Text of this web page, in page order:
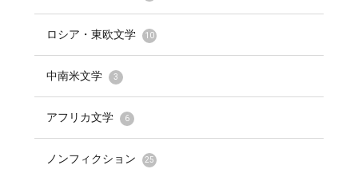
ロシア・東欧文学 10
中南米文学 3
アフリカ文学 6
ノンフィクション 25